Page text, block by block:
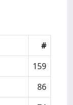
#
159
86